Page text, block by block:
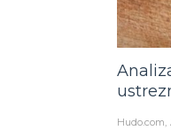
Hudo.com